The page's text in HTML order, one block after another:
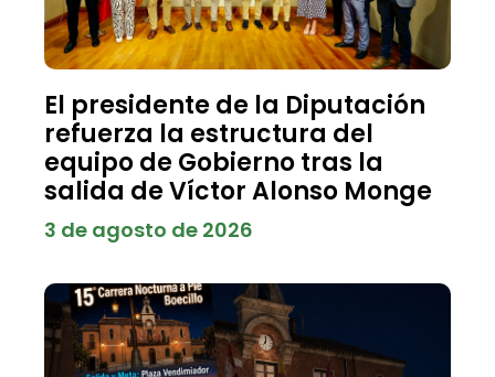
El presidente de la Diputación
refuerza la estructura del
equipo de Gobierno tras la
salida de Víctor Alonso Monge
3 de agosto de 2026